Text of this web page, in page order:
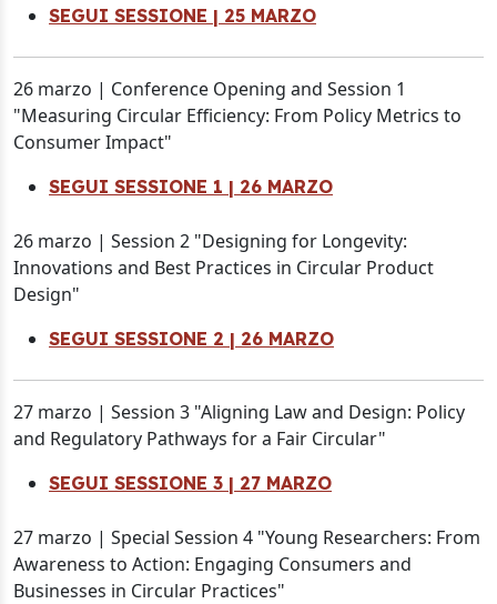
SEGUI SESSIONE | 25 MARZO
26 marzo | Conference Opening and Session 1
"Measuring Circular Efficiency: From Policy Metrics to
Consumer Impact"
SEGUI SESSIONE 1 | 26 MARZO
26 marzo | Session 2 "Designing for Longevity:
Innovations and Best Practices in Circular Product
Design"
SEGUI SESSIONE 2 | 26 MARZO
27 marzo | Session 3 "Aligning Law and Design: Policy
and Regulatory Pathways for a Fair Circular"
SEGUI SESSIONE 3 | 27 MARZO
27 marzo | Special Session 4 "Young Researchers: From
Awareness to Action: Engaging Consumers and
Businesses in Circular Practices"